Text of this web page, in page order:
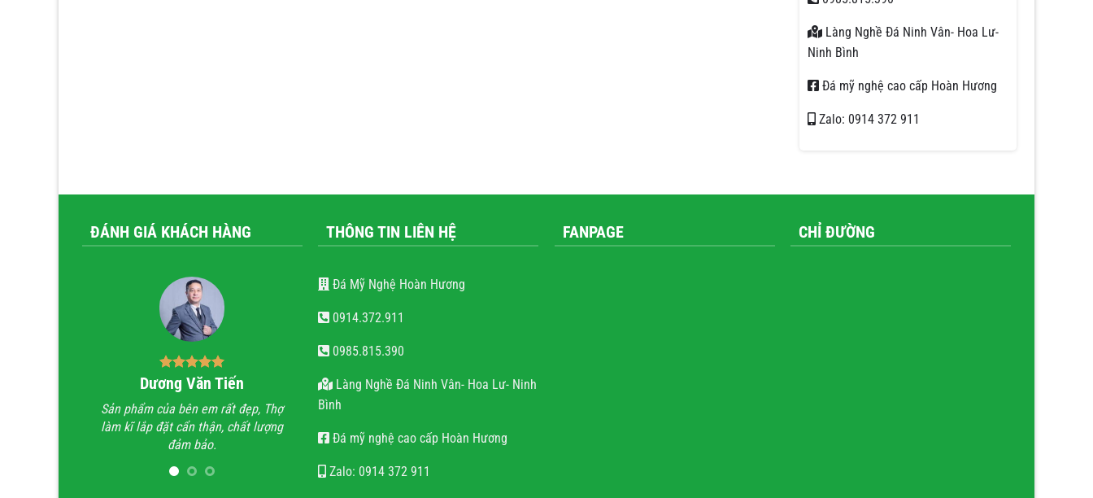
Làng Nghề Đá Ninh Vân- Hoa Lư-
Ninh Bình
Đá mỹ nghệ cao cấp Hoàn Hương
Zalo: 0914 372 911
ĐÁNH GIÁ KHÁCH HÀNG
phẩm của bên em rất đẹp, Thợ
kĩ lắp đặt cẩn thận, chất lượng
Bùi Quốc Trung
Anh đã đi xem rất nhiều những công
trình lăng mộ đá, hầu hết mọi công
trình không thấy sự sắc sảo, tinh tế,
họ chỉ làm lăng mộ đá cho có, không
quan tâm đến thẩm mỹ và chất
nguyễn văn trọng
việc về đích đúng hẹn, chất lượng, uy
THÔNG TIN LIÊN HỆ
Đá Mỹ Nghệ Hoàn Hương
0914.372.911
0985.815.390
Làng Nghề Đá Ninh Vân- Hoa Lư- Ninh
Bình
Đá mỹ nghệ cao cấp Hoàn Hương
Zalo: 0914 372 911
FANPAGE CHỈ ĐƯỜNG